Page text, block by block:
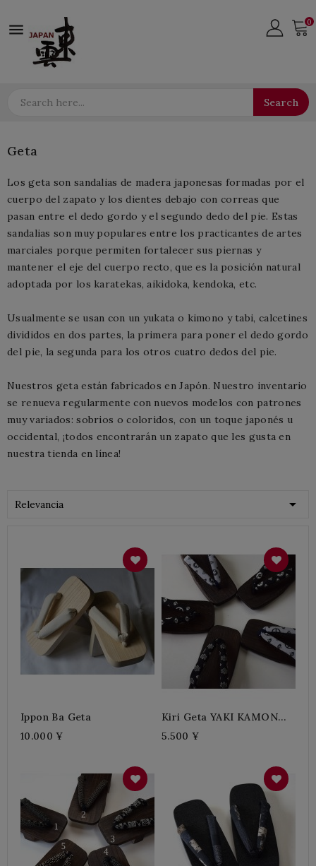
 0
Search
Geta
Los geta son sandalias de madera japonesas formadas por el
cuerpo del zapato y los dientes debajo con correas que
pasan entre el dedo gordo y el segundo dedo del pie. Estas
sandalias son muy populares entre los practicantes de artes
marciales porque permiten fortalecer sus piernas y
mantener el eje del cuerpo recto, que es la posición natural
adoptada por los karatekas, aikidoka, kendoka, etc.
Usualmente se usan con un yukata o kimono y tabi, calcetines
divididos en dos partes, la primera para poner el dedo gordo
del pie, la segunda para los otros cuatro dedos del pie.
Nuestros geta están fabricados en Japón. Nuestro inventario
se renueva regularmente con nuevos modelos con patrones
muy variados: sobrios o coloridos, con un toque japonés u
occidental, ¡todos encontrarán un zapato que les gusta en
nuestra tienda en línea!
Relevancia 
Ippon Ba Geta
10.000 ¥
Kiri Geta YAKI KAMON
25cm
5.500 ¥